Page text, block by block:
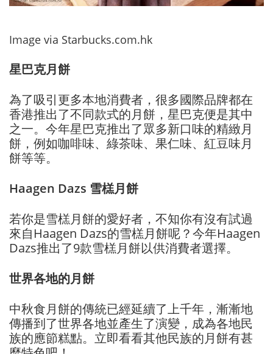
Image via Starbucks.com.hk
星巴克月餅
為了吸引更多本地消費者，很多國際品牌都在
香港推出了不同款式的月餅，星巴克便是其中
之一。今年星巴克推出了眾多新口味的精緻月
餅，例如咖啡味、綠茶味、果仁味、紅豆味月
餅等等。
Haagen Dazs 雪榚月餅
若你是雪榚月餅的愛好者，不知你有沒有試過
來自Haagen Dazs的雪榚月餅呢？今年Haagen
Dazs推出了9款雪榚月餅以供消費者選擇。
世界各地的月餅
中秋食月餅的傳統已經延續了上千年，漸漸地
傳播到了世界各地並產生了演變，成為各地民
族的應節糕點。立即看看其他民族的月餅有甚